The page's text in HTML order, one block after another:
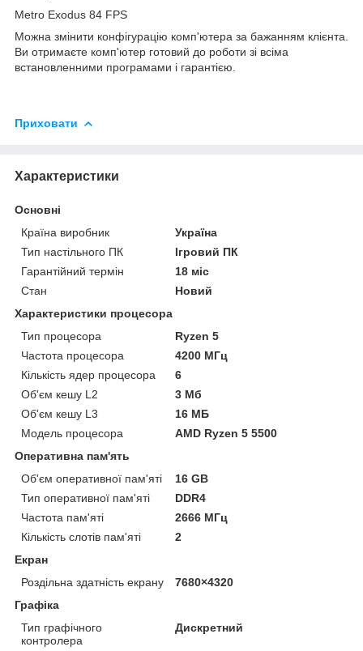
Metro Exodus 84 FPS
Можна змінити конфігурацію комп'ютера за бажанням клієнта.
Ви отримаєте комп'ютер готовий до роботи зі всіма
встановленними програмами і гарантією.
Приховати
Характеристики
Основні
Країна виробник
Україна
Тип настільного ПК
Ігровий ПК
Гарантійний термін
18 міс
Стан
Новий
Характеристики процесора
Тип процесора
Ryzen 5
Частота процесора
4200 МГц
Кількість ядер процесора
6
Об'єм кешу L2
3 Мб
Об'єм кешу L3
16 МБ
Модель процесора
AMD Ryzen 5 5500
Оперативна пам'ять
Об'єм оперативної пам'яті
16 GB
Тип оперативної пам'яті
DDR4
Частота пам'яті
2666 МГц
Кількість слотів пам'яті
2
Екран
Роздільна здатність екрану
7680×4320
Графіка
Тип графічного
контролера
Дискретний